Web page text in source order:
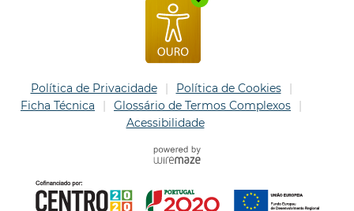
Política de Privacidade
Política de Cookies
Ficha Técnica
Glossário de Termos Complexos
Acessibilidade